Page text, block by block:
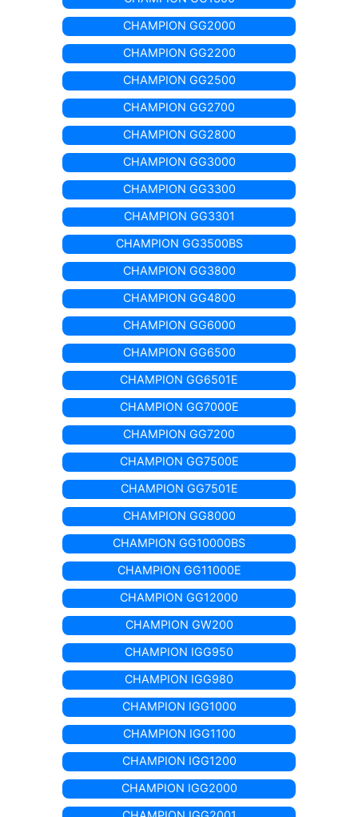
CHAMPION GG2000
CHAMPION GG2200
CHAMPION GG2500
CHAMPION GG2700
CHAMPION GG2800
CHAMPION GG3000
CHAMPION GG3300
CHAMPION GG3301
CHAMPION GG3500BS
CHAMPION GG3800
CHAMPION GG4800
CHAMPION GG6000
CHAMPION GG6500
CHAMPION GG6501E
CHAMPION GG7000E
CHAMPION GG7200
CHAMPION GG7500E
CHAMPION GG7501E
CHAMPION GG8000
CHAMPION GG10000BS
CHAMPION GG11000E
CHAMPION GG12000
CHAMPION GW200
CHAMPION IGG950
CHAMPION IGG980
CHAMPION IGG1000
CHAMPION IGG1100
CHAMPION IGG1200
CHAMPION IGG2000